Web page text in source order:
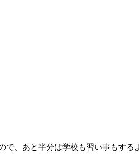
、あと半分は学校も習い事もす